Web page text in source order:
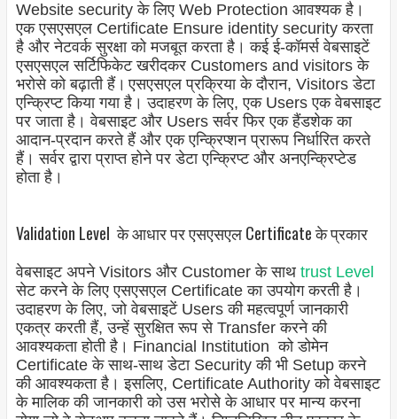
Website security के लिए Web Protection आवश्यक है।
एक एसएसएल Certificate Ensure identity security करता
है और नेटवर्क सुरक्षा को मजबूत करता है। कई ई-कॉमर्स वेबसाइटें
एसएसएल सर्टिफिकेट खरीदकर Customers and visitors के
भरोसे को बढ़ाती हैं। एसएसएल प्रक्रिया के दौरान, Visitors डेटा
एन्क्रिप्ट किया गया है। उदाहरण के लिए, एक Users एक वेबसाइट
पर जाता है। वेबसाइट और Users सर्वर फिर एक हैंडशेक का
आदान-प्रदान करते हैं और एक एन्क्रिप्शन प्रारूप निर्धारित करते
हैं। सर्वर द्वारा प्राप्त होने पर डेटा एन्क्रिप्ट और अनएन्क्रिप्टेड
होता है।
Validation Level के आधार पर एसएसएल Certificate के प्रकार
वेबसाइट अपने Visitors और Customer के साथ trust Level
सेट करने के लिए एसएसएल Certificate का उपयोग करती है।
उदाहरण के लिए, जो वेबसाइटें Users की महत्वपूर्ण जानकारी
एकत्र करती हैं, उन्हें सुरक्षित रूप से Transfer करने की
आवश्यकता होती है। Financial Institution को डोमेन
Certificate के साथ-साथ डेटा Security की भी Setup करने
की आवश्यकता है। इसलिए, Certificate Authority को वेबसाइट
के मालिक की जानकारी को उस भरोसे के आधार पर मान्य करना